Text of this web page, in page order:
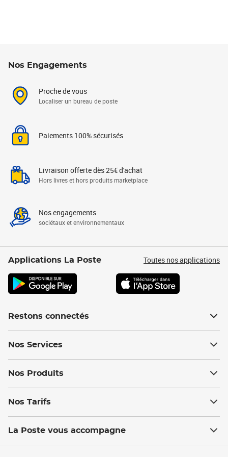
Nos Engagements
Proche de vous
Localiser un bureau de poste
Paiements 100% sécurisés
Livraison offerte dès 25€ d'achat
Hors livres et hors produits marketplace
Nos engagements
sociétaux et environnementaux
Applications La Poste Toutes nos applications
Restons connectés
Nos Services
Nos Produits
Nos Tarifs
La Poste vous accompagne